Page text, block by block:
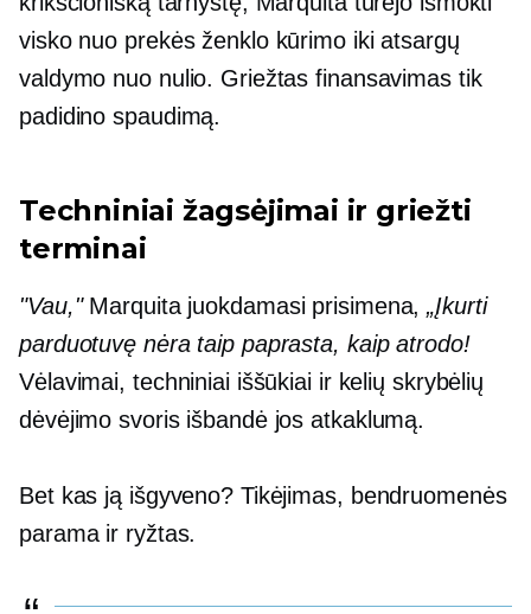
visko nuo prekės ženklo kūrimo iki atsargų
valdymo nuo nulio. Griežtas finansavimas tik
padidino spaudimą.
Techniniai žagsėjimai ir griežti
terminai
"Vau,"Marquita juokdamasi prisimena,„Įkurti
parduotuvę nėra taip paprasta, kaip atrodo!
Vėlavimai, techniniai iššūkiai ir kelių skrybėlių
dėvėjimo svoris išbandė jos atkaklumą.
Bet kas ją išgyveno? Tikėjimas, bendruomenės
parama ir ryžtas.